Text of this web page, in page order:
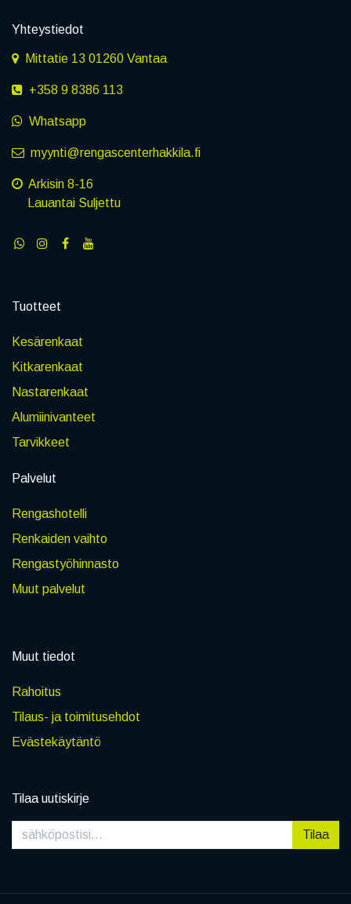
Yhteystiedot
Mittatie 13 01260 Vantaa
+358 9 8386 113
Whatsapp
myynti@rengascenterhakkila.fi
Arkisin 8-16
Lauantai Suljettu
Tuotteet
Kesärenkaat
Kitkarenkaat
Nastarenkaat
Alumiinivanteet
Tarvikkeet
Palvelut
Rengashotelli
Renkaiden vaihto
Rengastyöhinnasto
Muut palvelut
Muut tiedot
Rahoitus
Tilaus- ja toimitusehdot
Evästekäytäntö
Tilaa uutiskirje
Tilaa